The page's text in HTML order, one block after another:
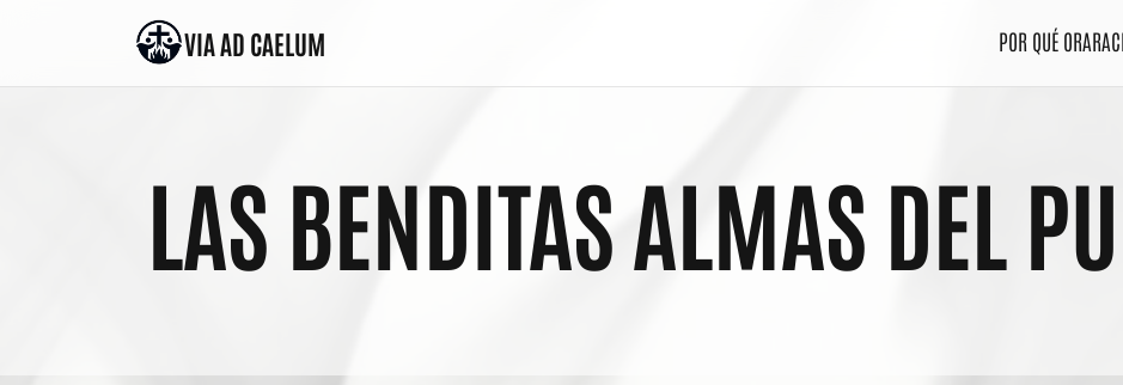
VIA AD CAELUM POR QUÉ ORAR
LAS BENDITAS ALMAS DEL